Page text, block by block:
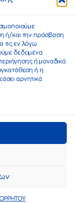
ή/και την πρόσβαση
τις εν λόγω
δεδομένα
ή μοναδικά
ή η
αρνητικά